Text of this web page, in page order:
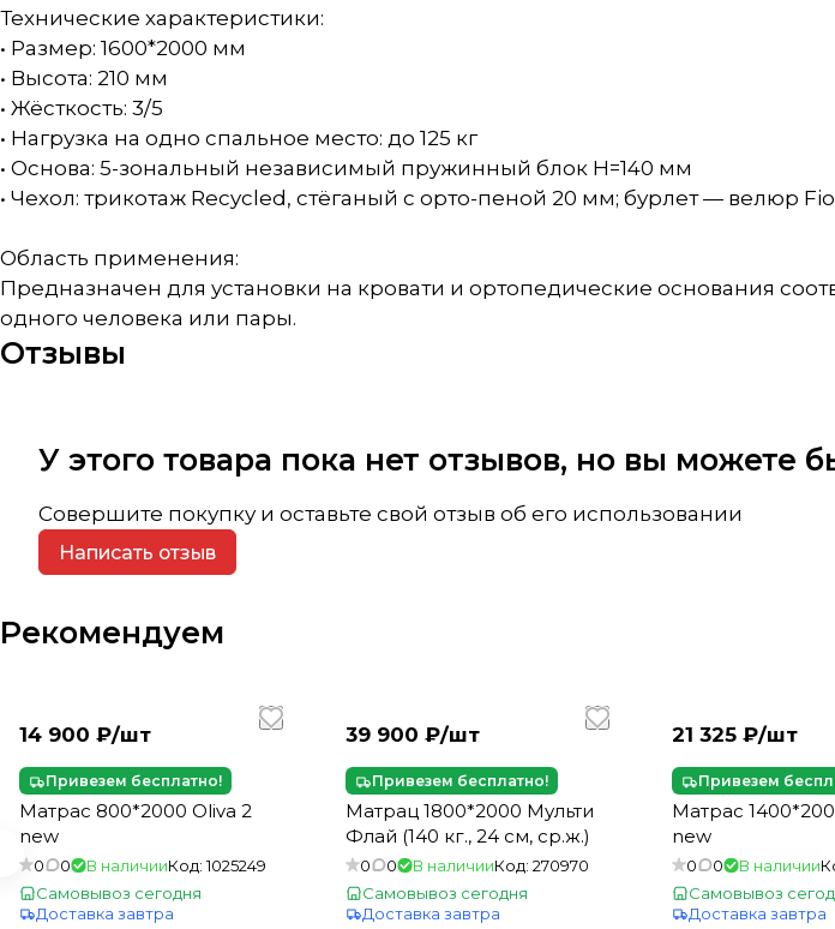
Технические характеристики:
• Размер: 1600*2000 мм
• Высота: 210 мм
• Жёсткость: 3/5
• Нагрузка на одно спальное место: до 125 кг
• Основа: 5-зональный независимый пружинный блок H=140 мм
• Чехол: трикотаж Recycled, стёганый с орто-пеной 20 мм; бурлет — велюр
Область применения:
Предназначен для установки на кровати и ортопедические основания
одного человека или пары.
Отзывы
У этого товара пока нет отзывов, но вы можете
Совершите покупку и оставьте свой отзыв об его использовании
Написать отзыв
Рекомендуем
14 900 ₽/шт
Привезем бесплатно!
Матрас 800*2000 Oliva 2
new
0 0 В наличииКод:1025249
Самовывоз сегодня
Доставка завтра
39 900 ₽/шт
Привезем бесплатно!
Матрац 1800*2000 Мульти
Флай (140 кг., 24 см, ср.ж.)
0 0 В наличииКод: 270970
Самовывоз сегодня
Доставка завтра
21 325 ₽/шт
Привезем
Матрас
new
0 0 В наличии
Самовывоз
Доставка завтра